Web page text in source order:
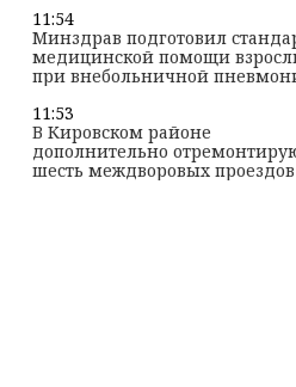
11:54
Минздрав подготовил
медицинской помощи
при внебольничной
11:53
В Кировском районе
дополнительно
шесть междворовых проездов